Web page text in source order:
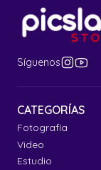
Síguenos
CATEGORÍAS
Fotografía
Video
Estudio